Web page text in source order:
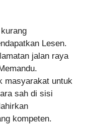
Lesen.
jalan raya
masyarakat untuk
sah di sisi
kompeten.